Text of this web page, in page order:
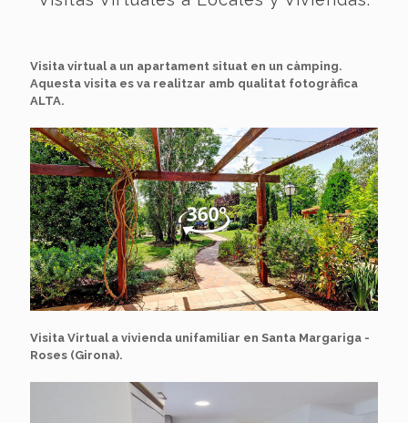
Visita virtual a un apartament situat en un càmping.
Aquesta visita es va realitzar amb qualitat fotogràfica
ALTA.
Visita Virtual a vivienda unifamiliar en Santa Margariga -
Roses (Girona).